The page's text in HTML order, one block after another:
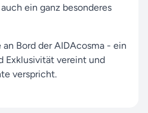
ein ganz besonderes
Bord der AIDAcosma - ein
Exklusivität vereint und
verspricht.